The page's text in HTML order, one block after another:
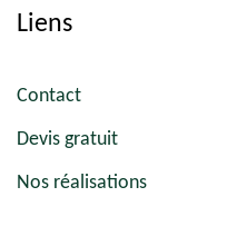
Liens
Contact
Devis gratuit
Nos réalisations